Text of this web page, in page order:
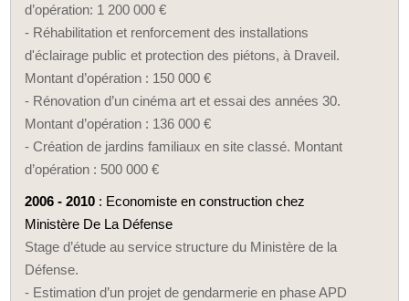
d’opération: 1 200 000 €
- Réhabilitation et renforcement des installations
d'éclairage public et protection des piétons, à Draveil.
Montant d’opération : 150 000 €
- Rénovation d’un cinéma art et essai des années 30.
Montant d’opération : 136 000 €
- Création de jardins familiaux en site classé. Montant
d’opération : 500 000 €
2006 - 2010 : Economiste en construction chez
Ministère De La Défense
Stage d’étude au service structure du Ministère de la
Défense.
- Estimation d’un projet de gendarmerie en phase APD